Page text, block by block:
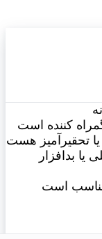
کننده است
هست
بدافزار
است